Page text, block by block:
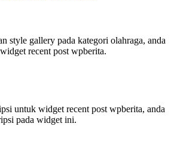
style gallery pada kategori olahraga, anda
recent post wpberita.
untuk widget recent post wpberita, anda
pada widget ini.